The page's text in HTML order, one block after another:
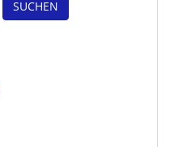
SUCHEN